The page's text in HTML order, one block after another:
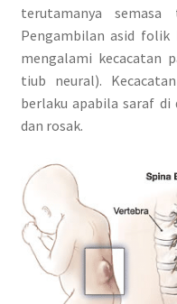
terutamanya
Pengambilan asid folik
mengalami kecacatan
tiub neural).
berlaku apabila saraf
dan rosak.